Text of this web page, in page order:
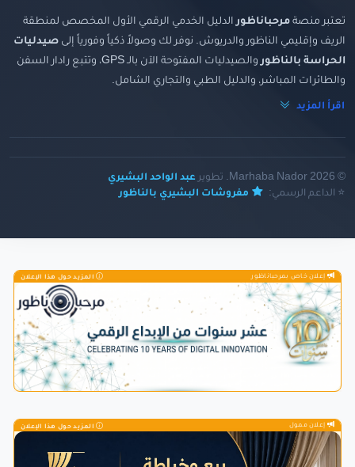
تعتبر منصة مرحباناظورالدليل الخدمي الرقمي الأول المخصص لمنطقة
الريف وإقليمي الناظور والدريوش. نوفر لك وصولاً ذكياً وفورياً إلى صيدليات
الحراسة بالناظور
والصيدليات المفتوحة الآن بالـ GPS، وتتبع رادار السفن
والطائرات المباشر، والدليل الطبي والتجاري الشامل.
اقرأ المزيد
© 2026 Marhaba Nador. تطوير
عبد الواحد البشيري
⭐ الداعم الرسمي:
مفروشات البشيري بالناظور
إعلان خاص بمرحباناظور المزيد حول هذا الإعلان
إعلان ممول المزيد حول هذا الإعلان